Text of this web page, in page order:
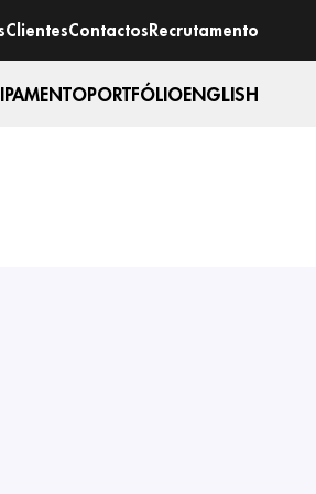
ClientesContactosRecrutamento
PORTFÓLIOENGLISH